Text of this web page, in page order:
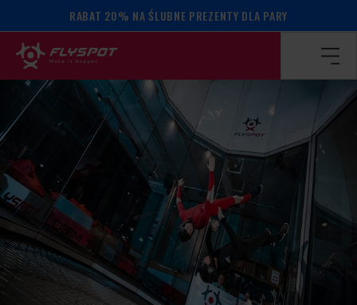
RABAT 20% NA ŚLUBNE PREZENTY DLA PARY
Strona główna / Kalendarz wydarzeń / R and R camp!